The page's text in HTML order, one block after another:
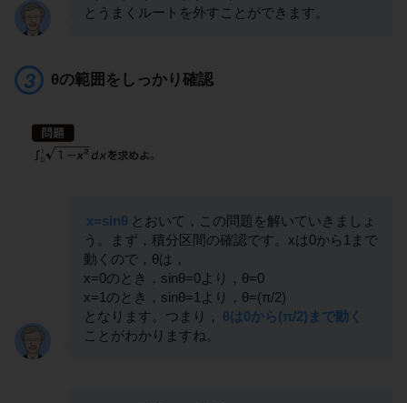
とうまくルートを外すことができます。
θの範囲をしっかり確認
x=sinθ とおいて，この問題を解いていきましょ
う。まず，積分区間の確認です。xは0から1まで
動くので，θは，
x=0のとき，sinθ=0より，θ=0
x=1のとき，sinθ=1より，θ=(π/2)
となります。つまり，
θは0から(π/2)まで動く
ことがわかりますね。